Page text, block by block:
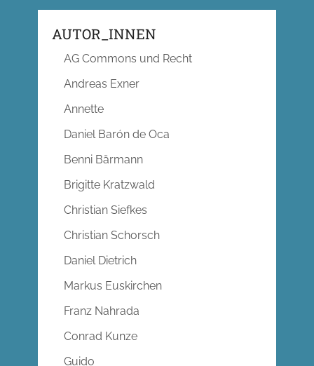
AUTOR_INNEN
AG Commons und Recht
Andreas Exner
Annette
Daniel Barón de Oca
Benni Bärmann
Brigitte Kratzwald
Christian Siefkes
Christian Schorsch
Daniel Dietrich
Markus Euskirchen
Franz Nahrada
Conrad Kunze
Guido